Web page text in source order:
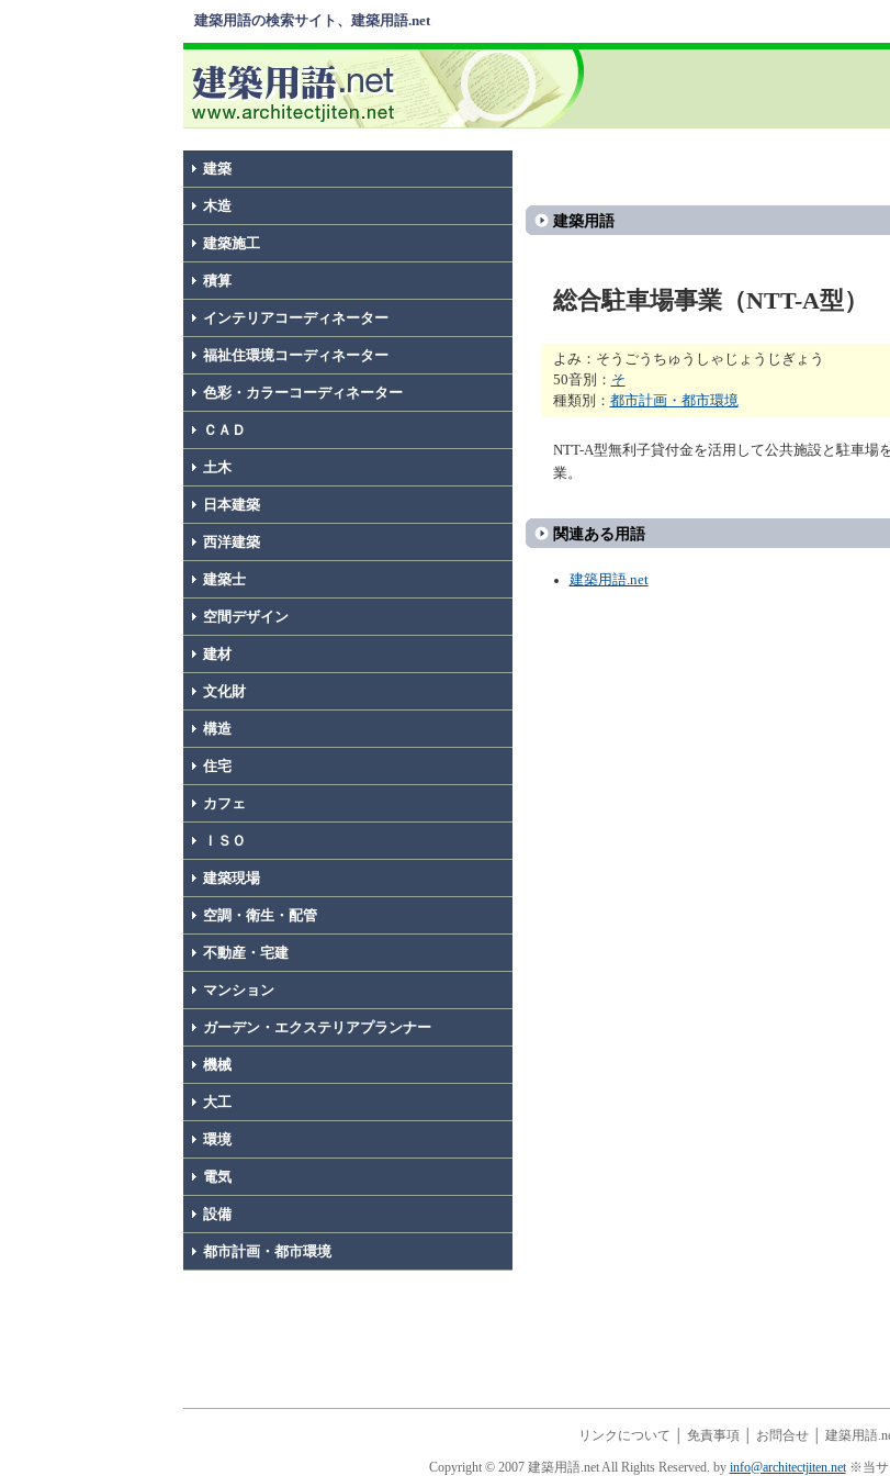
建築用語の検索サイト、建築用語.net
建築
木造
建築施工
積算
インテリアコーディネーター
福祉住環境コーディネーター
色彩・カラーコーディネーター
ＣＡＤ
土木
日本建築
西洋建築
建築士
空間デザイン
建材
文化財
構造
住宅
カフェ
ＩＳＯ
建築現場
空調・衛生・配管
不動産・宅建
マンション
ガーデン・エクステリアプランナー
機械
大工
環境
電気
設備
都市計画・都市環境
建築用語
総合駐車場事業（NTT-A型）
よみ：そうごうちゅうしゃじょうじぎょう
50音別： そ
種類別： 都市計画・都市環境
NTT-A型無利子貸付金を活用して公共施設と駐車場
業。
関連ある用語
建築用語.net
リンクについて 免責事項 お問合せ 建築用語
Copyright © 2007 建築用語.net All Rights Reserved. by info@architectjiten.net※当サ